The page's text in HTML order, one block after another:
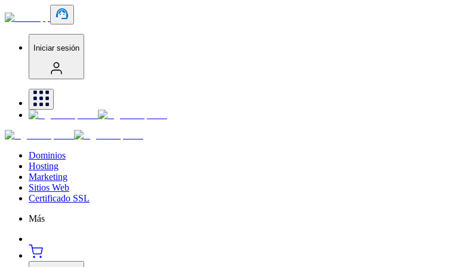
Iniciar sesión
Dominios
Hosting
Marketing
Sitios Web
Certificado SSL
Más